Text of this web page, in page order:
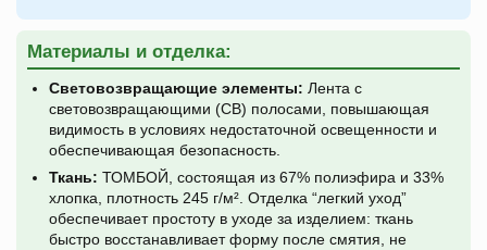
Материалы и отделка:
Световозвращающие элементы: Лента с
световозвращающими (СВ) полосами, повышающая
видимость в условиях недостаточной освещенности и
обеспечивающая безопасность.
Ткань: ТОМБОЙ, состоящая из 67% полиэфира и 33%
хлопка, плотность 245 г/м². Отделка “легкий уход”
обеспечивает простоту в уходе за изделием: ткань
быстро восстанавливает форму после смятия, не